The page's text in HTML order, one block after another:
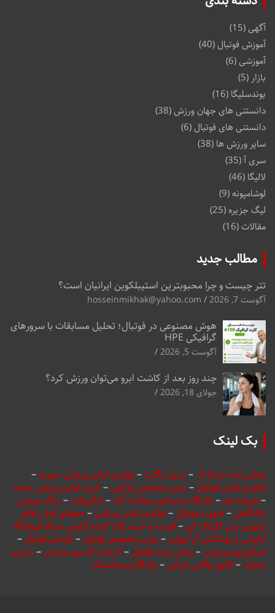
آگهی(15)
آموزش فوتبال (40)
آموزشی(6)
بازار (5)
بوندسلیگا (16)
دانستنی های جهان ورزش(38)
دانستنی های فوتبال (6)
سایر ورزش ها (38)
سری آ(35)
لالیگا (46)
لوشامپونه(9)
لیگ جزیره (25)
مقالات(16)
مطالب جدید
تتر چیست و چرا محبوبترین استیبلکوین ایرانیان است؟
آگوست 7, 2026 hosseinmikhak@yahoo.com
هوش مصنوعی در فوتبال؛ تحلیل مسابقات با سرورهای
گرافیکی HPE
آگوست 5, 2026
چند روز بعد از کاشت ابرو می‌توان ورزش کرد؟
جولای 18, 2026
بک لینک
پخش زنده شبکه 3 –دریل مگنت–تولیدی لباس ورزشی منیریه–
تولیدی لباس فوتبال –چمن مصنوعی تزئینی –خرید لباس ورزشی عمده
–شیشه خم–باشگاه بدنسازی سعادت آباد – انکربولت–ساک ورزشی
باشگاهی –منوی دیجیتال –تولیدی لباس ورزشی –میخوای فرش هاتو
بشوری پس کلیلک کن –قیمت و خرید پاک کننده آرایش سنتلا فروشگاه
آرایشی و بهداشتی آرا بیوتی –چمن مصنوعی فوتبال –کیمدی فوتبال –
اسکوربورد ورزشی –پخش زنده فوتبال –کربنات کلسیم صنعتی –باربری
دماوند–فالوور واقعی ایرانی –باشگاه ژیمناستیک